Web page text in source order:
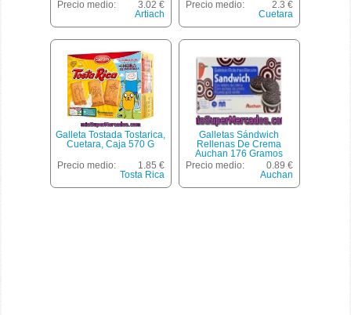
Precio medio:
3.02 €
Artiach
Precio medio:
2.3 €
Cuetara
Galleta Tostada Tostarica,
Cuetara, Caja 570 G
Precio medio:
1.85 €
Tosta Rica
Galletas Sándwich
Rellenas De Crema
Auchan 176 Gramos
Precio medio:
0.89 €
Auchan